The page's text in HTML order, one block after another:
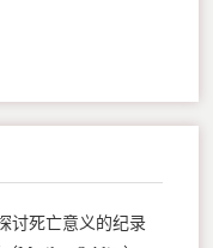
讨死亡意义的纪录